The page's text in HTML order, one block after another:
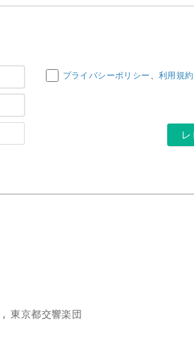
名
*ー
ス
ー
ー
プライバシーポリシー、 利用規約
東京都交響楽団